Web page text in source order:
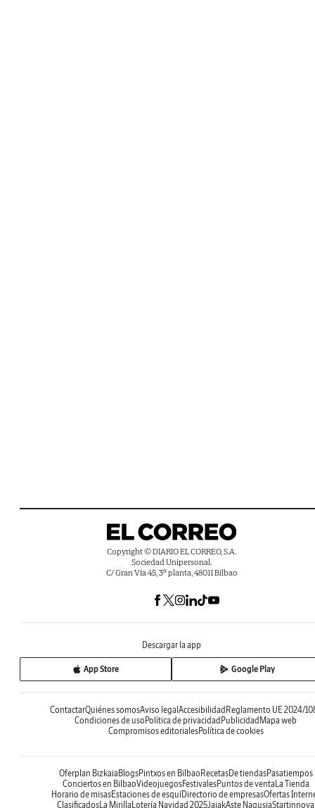
Copyright © DIARIO EL CORREO, S.A.
Sociedad Unipersonal.
C/ Gran Vía 45, 3ª planta, 48011 Bilbao
Descargar la app
App Store Google Play
ContactarQuiénes somosAviso legal Accesibilidad Reglamento UE 2024/
Condiciones de uso Política de privacidad Publicidad Mapa web
Compromisos editorialesPolítica de cookies
Oferplan Bizkaia BlogsPintxos en Bilbao RecetasDe tiendasPasatiempos
Conciertos en BilbaoVideojuegosFestivalesPuntos de venta La Tienda
Horario de misasEstaciones de esquíDirectorio de empresasOfertas
Clasificados La Mirilla Lotería Navidad 2025JaiakAste NagusiaStartinnova